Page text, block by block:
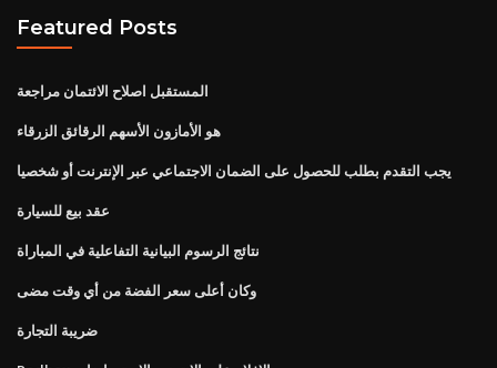
Featured Posts
المستقبل اصلاح الائتمان مراجعة
هو الأمازون الأسهم الرقائق الزرقاء
يجب التقدم بطلب للحصول على الضمان الاجتماعي عبر الإنترنت أو شخصيا
عقد بيع للسيارة
نتائج الرسوم البيانية التفاعلية في المباراة
وكان أعلى سعر الفضة من أي وقت مضى
ضريبة التجارة